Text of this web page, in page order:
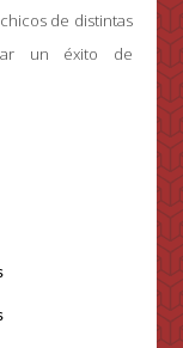
de distintas
un éxito de